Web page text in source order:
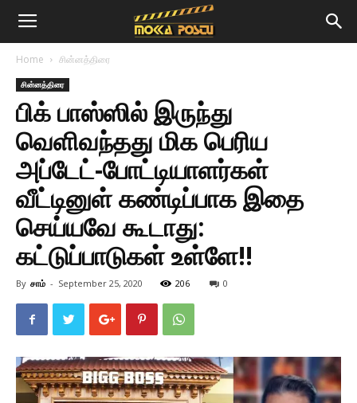
Home சின்னத்திரை
சின்னத்திரை
பிக் பாஸ்ஸில் இருந்து
வெளிவந்தது மிக பெரிய
அப்டேட்-போட்டியாளர்கள்
வீட்டினுள் கண்டிப்பாக இதை
செய்யவே கூடாது:
கட்டுப்பாடுகள் உள்ளே!!
By சாம் - September 25, 2020 206 0